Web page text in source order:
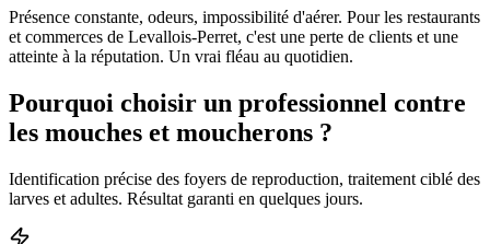
Présence constante, odeurs, impossibilité d'aérer. Pour les restaurants
et commerces de Levallois-Perret, c'est une perte de clients et une
atteinte à la réputation. Un vrai fléau au quotidien.
Pourquoi choisir un professionnel contre
les mouches et moucherons ?
Identification précise des foyers de reproduction, traitement ciblé des
larves et adultes. Résultat garanti en quelques jours.